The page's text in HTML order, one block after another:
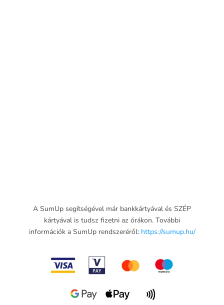
A SumUp segítségével már bankkártyával és SZÉP
kártyával is tudsz fizetni az órákon. További
információk a SumUp rendszeréről: https://sumup.hu/